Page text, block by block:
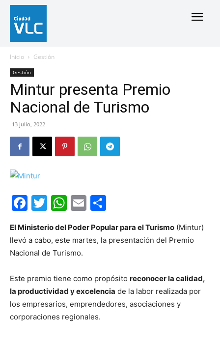
Inicio Gestión
Gestión
Mintur presenta Premio
Nacional de Turismo
13 julio, 2022
Facebook
Twitter
WhatsApp
Email
El Ministerio del Poder Popular para el Turismo (Mintur)
llevó a cabo, este martes, la presentación del Premio
Nacional de Turismo.
Este premio tiene como propósito reconocer la calidad,
la productividad y excelencia de la labor realizada por
los empresarios, emprendedores, asociaciones y
corporaciones regionales.